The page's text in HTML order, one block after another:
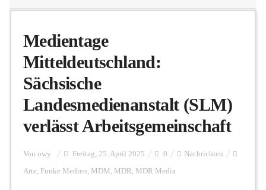
Flurschelte
Personalien
Hintergrund
Medientage
Mitteldeutschland:
Sächsische
Landesmedienanstalt (SLM)
verlässt Arbeitsgemeinschaft
Von owy Freitag, 25. April 2025 0 Nachrichten
Arte, Funke Medien, MDM, MDR, MDR Media